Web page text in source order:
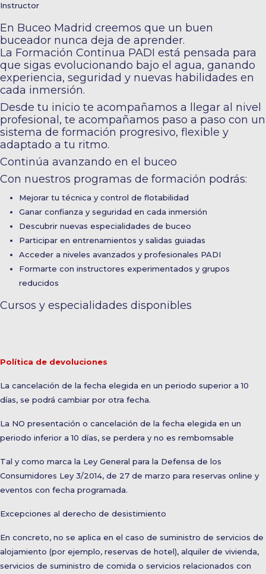
Instructor
En Buceo Madrid creemos que un buen
buceador nunca deja de aprender.
La Formación Continua PADI está pensada para
que sigas evolucionando bajo el agua, ganando
experiencia, seguridad y nuevas habilidades en
cada inmersión.
Desde tu inicio te acompañamos a llegar al nivel
profesional, te acompañamos paso a paso con un
sistema de formación progresivo, flexible y
adaptado a tu ritmo.
Continúa avanzando en el buceo
Con nuestros programas de formación podrás:
Mejorar tu técnica y control de flotabilidad
Ganar confianza y seguridad en cada inmersión
Descubrir nuevas especialidades de buceo
Participar en entrenamientos y salidas guiadas
Acceder a niveles avanzados y profesionales PADI
Formarte con instructores experimentados y grupos
reducidos
Cursos y especialidades disponibles
Política de devoluciones
La cancelación de la fecha elegida en un periodo superior a 10
días, se podrá cambiar por otra fecha.
La NO presentación o cancelación de la fecha elegida en un
periodo inferior a 10 días, se perdera y no es rembomsable
Tal y como marca la Ley General para la Defensa de los
Consumidores Ley 3/2014, de 27 de marzo para reservas online y
eventos con fecha programada.
Excepciones al derecho de desistimiento
En concreto, no se aplica en el caso de suministro de servicios de
alojamiento (por ejemplo, reservas de hotel), alquiler de vivienda,
servicios de suministro de comida o servicios relacionados con